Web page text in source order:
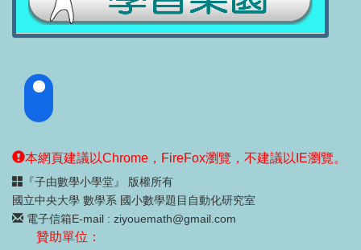
本網頁建議以Chrome，FireFox瀏覽，不建議以IE瀏覽。
『子由數學小學堂』 版權所有
國立中央大學 數學系 國小數學題目自動化研究室
電子信箱E-mail : ziyouemath@gmail.com
贊助單位：